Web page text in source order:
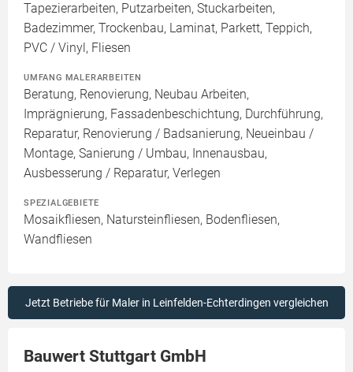
Tapezierarbeiten, Putzarbeiten, Stuckarbeiten,
Badezimmer, Trockenbau, Laminat, Parkett, Teppich,
PVC / Vinyl, Fliesen
UMFANG MALERARBEITEN
Beratung, Renovierung, Neubau Arbeiten,
Imprägnierung, Fassadenbeschichtung, Durchführung,
Reparatur, Renovierung / Badsanierung, Neueinbau /
Montage, Sanierung / Umbau, Innenausbau,
Ausbesserung / Reparatur, Verlegen
SPEZIALGEBIETE
Mosaikfliesen, Natursteinfliesen, Bodenfliesen,
Wandfliesen
Jetzt Betriebe für Maler in Leinfelden-Echterdingen vergleichen
Bauwert Stuttgart GmbH